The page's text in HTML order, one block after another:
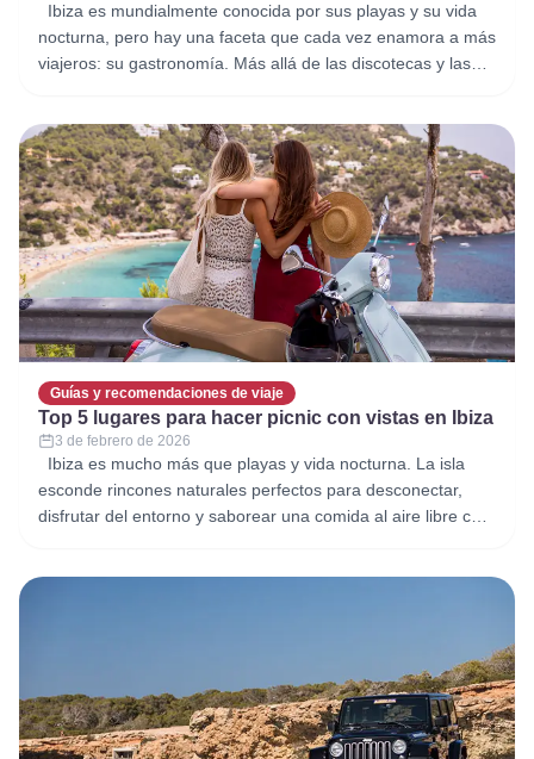
Ibiza es mundialmente conocida por sus playas y su vida
nocturna, pero hay una faceta que cada vez enamora a más
viajeros: su gastronomía. Más allá de las discotecas y las
restaurantes con encanto repartidos por todo
Guías y recomendaciones de viaje
Top 5 lugares para hacer picnic con vistas en Ibiza
3 de febrero de 2026
Ibiza es mucho más que playas y vida nocturna. La isla
esconde rincones naturales perfectos para desconectar,
disfrutar del entorno y saborear una comida al aire libre con